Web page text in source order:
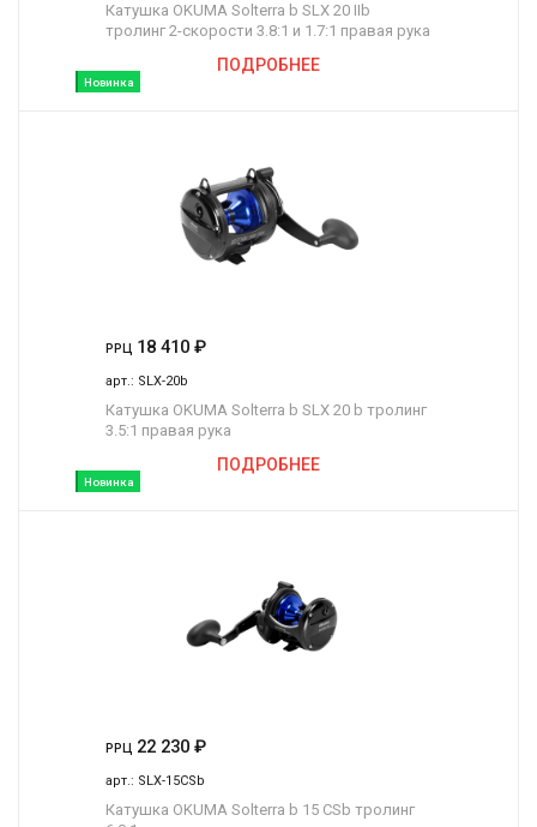
Новинка
Катушка OKUMA Solterra b SLX 20 IIb
тролинг 2-скорости 3.8:1 и 1.7:1 правая рука
ПОДРОБНЕЕ
Новинка
РРЦ 18 410 ₽
арт.: SLX-20b
Катушка OKUMA Solterra b SLX 20 b тролинг
3.5:1 правая рука
ПОДРОБНЕЕ
РРЦ 22 230 ₽
арт.: SLX-15CSb
Катушка OKUMA Solterra b 15 CSb тролинг